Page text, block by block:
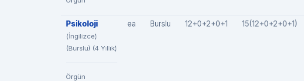
Psikoloji
(İngilizce)
(Burslu) (4 Yıllık)
Örgün
ea Burslu 12+0+2+0+1 15(12+0+2+0+1)